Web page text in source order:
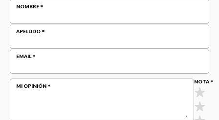
NOMBRE
APELLIDO
EMAIL
MI OPINIÓN
NOTA